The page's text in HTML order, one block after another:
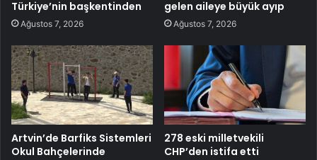
Türkiye’nin başkentinden
Ağustos 7, 2026
gelen aileye büyük ayıp
Ağustos 7, 2026
Artvin’de Barfiks Sistemleri
Okul Bahçelerinde
278 eski milletvekili
CHP’den istifa etti